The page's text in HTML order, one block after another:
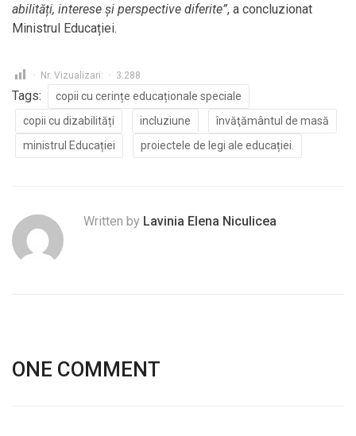
abilități, interese și perspective diferite”, a concluzionat
Ministrul Educației.
Nr. Vizualizari: 3.288
Tags:
copii cu cerințe educaționale speciale
copii cu dizabilități
incluziune
învăţământul de masă
ministrul Educației
proiectele de legi ale educației.
Written by Lavinia Elena Niculicea
ONE COMMENT